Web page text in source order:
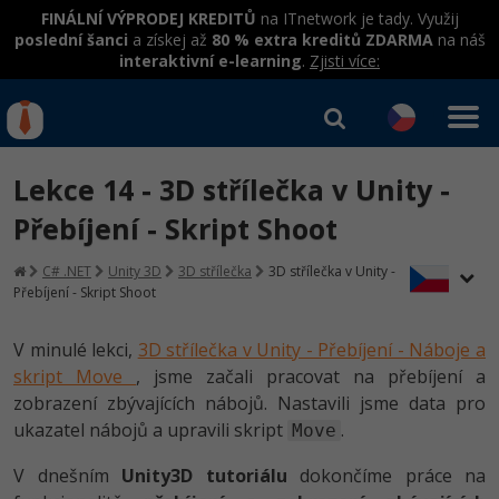
FINÁLNÍ VÝPRODEJ KREDITŮ na ITnetwork je tady. Využij
poslední šanci a získej až 80 % extra kreditů ZDARMAna náš
interaktivní e-learning. Zjisti více:
Rekvalifikace a kurzy
hrazené úřadem práce
Workshopy zdarma
Datová analýza v praxi
Školení
Základy programování
Objektové programování - OOP
Umělá inteligence
Školení dle technologií
C# .NET
Java
Kurzy IT profesí
Junior programátor
Programátor WWW aplikací
Senior programátor
Jak začít?
Java -80%
C#.NET
Přihlásit se | Registrovat
Lekce 14 - 3D střílečka v Unity -
Přebíjení - Skript Shoot
C# .NET Unity 3D 3D střílečka
3D střílečka v Unity -
Přebíjení - Skript Shoot
V minulé lekci, 3D střílečka v Unity - Přebíjení - Náboje a
skript Move , jsme začali pracovat na přebíjení a
zobrazení zbývajících nábojů. Nastavili jsme data pro
ukazatel nábojů a upravili skript Move .
V dnešním Unity3D tutoriálu dokončíme práce na